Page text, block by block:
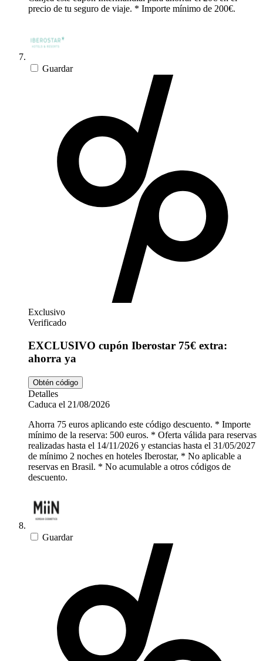
precio de tu seguro de viaje. * Importe mínimo de 200€.
Guardar
Exclusivo
Verificado
EXCLUSIVO cupón Iberostar 75€ extra:
ahorra ya
Obtén código
Detalles
Caduca el 21/08/2026
Ahorra 75 euros aplicando este código descuento. * Importe
mínimo de la reserva: 500 euros. * Oferta válida para reservas
realizadas hasta el 14/11/2026 y estancias hasta el 31/05/2027
de mínimo 2 noches en hoteles Iberostar, * No aplicable a
reservas en Brasil. * No acumulable a otros códigos de
descuento.
Guardar